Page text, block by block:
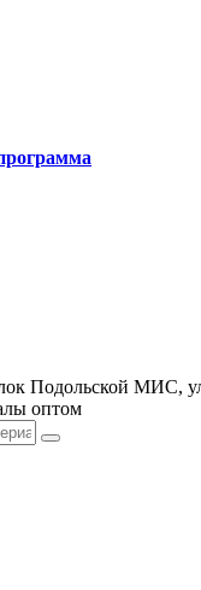
Подольской МИС,
оптом